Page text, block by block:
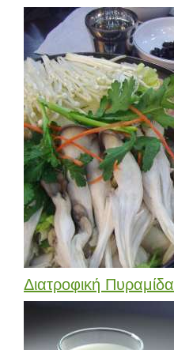
Διατροφική Πυραμίδα